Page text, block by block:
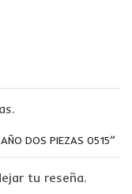
DOS PIEZAS 0515”
tu reseña.